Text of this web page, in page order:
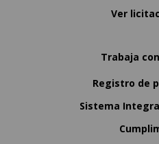
Ver
Trabaja
Registro de
Sistema